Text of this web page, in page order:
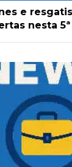
e
nesta 5ª